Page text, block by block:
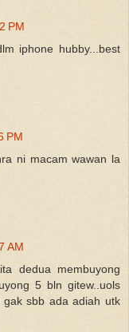
PM
iphone hubby...best
PM
ni macam wawan la
AM
dedua membuyong
5 bln gitew..uols
sbb ada adiah utk